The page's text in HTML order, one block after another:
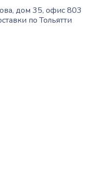
дом 35, офис 803
по Тольятти